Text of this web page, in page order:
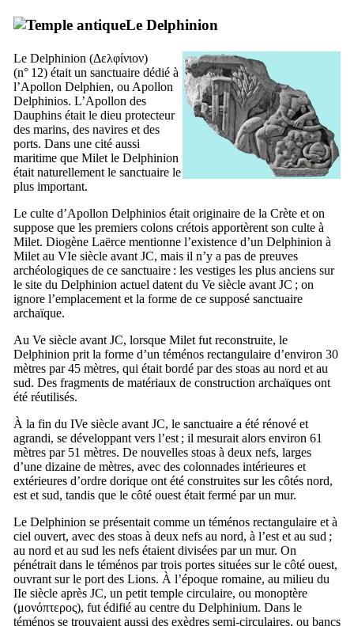
Le Delphinion
Le Delphinion (Δελφίνιον)
(n° 12) était un sanctuaire dédié à
l’Apollon Delphien, ou Apollon
Delphinios. L’Apollon des
Dauphins était le dieu protecteur
des marins, des navires et des
ports. Dans une cité aussi
maritime que Milet le Delphinion
était naturellement le sanctuaire le
plus important.
Le culte d’Apollon Delphinios était originaire de la Crète et on
suppose que les premiers colons crétois apportèrent son culte à
Milet. Diogène Laërce mentionne l’existence d’un Delphinion à
Milet au VIe siècle avant JC, mais il n’y a pas de preuves
archéologiques de ce sanctuaire : les vestiges les plus anciens sur
le site du Delphinion actuel datent du Ve siècle avant JC ; on
ignore l’emplacement et la forme de ce supposé sanctuaire
archaïque.
Au Ve siècle avant JC, lorsque Milet fut reconstruite, le
Delphinion prit la forme d’un téménos rectangulaire d’environ 30
mètres par 45 mètres, qui était bordé par des stoas au nord et au
sud. Des fragments de matériaux de construction archaïques ont
été réutilisés.
À la fin du IVe siècle avant JC, le sanctuaire a été rénové et
agrandi, se développant vers l’est ; il mesurait alors environ 61
mètres par 51 mètres. De nouvelles stoas à deux nefs, larges
d’une dizaine de mètres, avec des colonnades intérieures et
extérieures d’ordre dorique ont été construites sur les côtés nord,
est et sud, tandis que le côté ouest était fermé par un mur.
Le Delphinion se présentait comme un téménos rectangulaire et à
ciel ouvert, avec des stoas à deux nefs au nord, à l’est et au sud ;
au nord et au sud les nefs étaient divisées par un mur. On
pénétrait dans le téménos par trois portes situées sur le côté ouest,
ouvrant sur le port des Lions. À l’époque romaine, au milieu du
IIe siècle après JC, un petit temple circulaire, ou monoptère
(μονόπτερος), fut édifié au centre du Delphinium. Dans le
téménos se trouvaient aussi des exèdres semi-circulaires, ou bancs